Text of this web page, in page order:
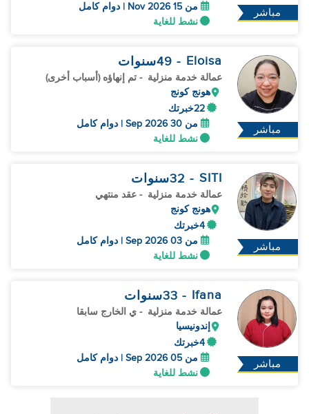
مباشر
من 15 Nov 2026 | دوام كامل
نشط للغاية
مباشر
Eloisa
- 49 سنوات
عمالة خدمة منزلية - تم إنهاؤه (أسباب أخرى)
هونج كونج
22خبرتك
من 30 Sep 2026 | دوام كامل
نشط للغاية
مباشر
SITI
- 32 سنوات
عمالة خدمة منزلية - عقد منتهي
هونج كونج
4خبرتك
من 03 Sep 2026 | دوام كامل
نشط للغاية
مباشر
Ifana
- 33 سنوات
عمالة خدمة منزلية - ي الخارج سابقا
إندونيسيا
4خبرتك
من 05 Sep 2026 | دوام كامل
نشط للغاية